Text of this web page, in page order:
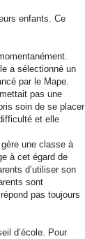
enfants. Ce
a sélectionné un
par le Mape.
pas une
soin de se placer
et elle
une classe à
à cet égard de
d’utiliser son
sont
pas toujours
d’école. Pour